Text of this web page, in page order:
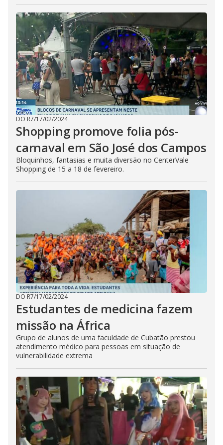
DO R7/17/02/2024
Shopping promove folia pós-
carnaval em São José dos Campos
Bloquinhos, fantasias e muita diversão no CenterVale
Shopping de 15 a 18 de fevereiro.
DO R7/17/02/2024
Estudantes de medicina fazem
missão na África
Grupo de alunos de uma faculdade de Cubatão prestou
atendimento médico para pessoas em situação de
vulnerabilidade extrema